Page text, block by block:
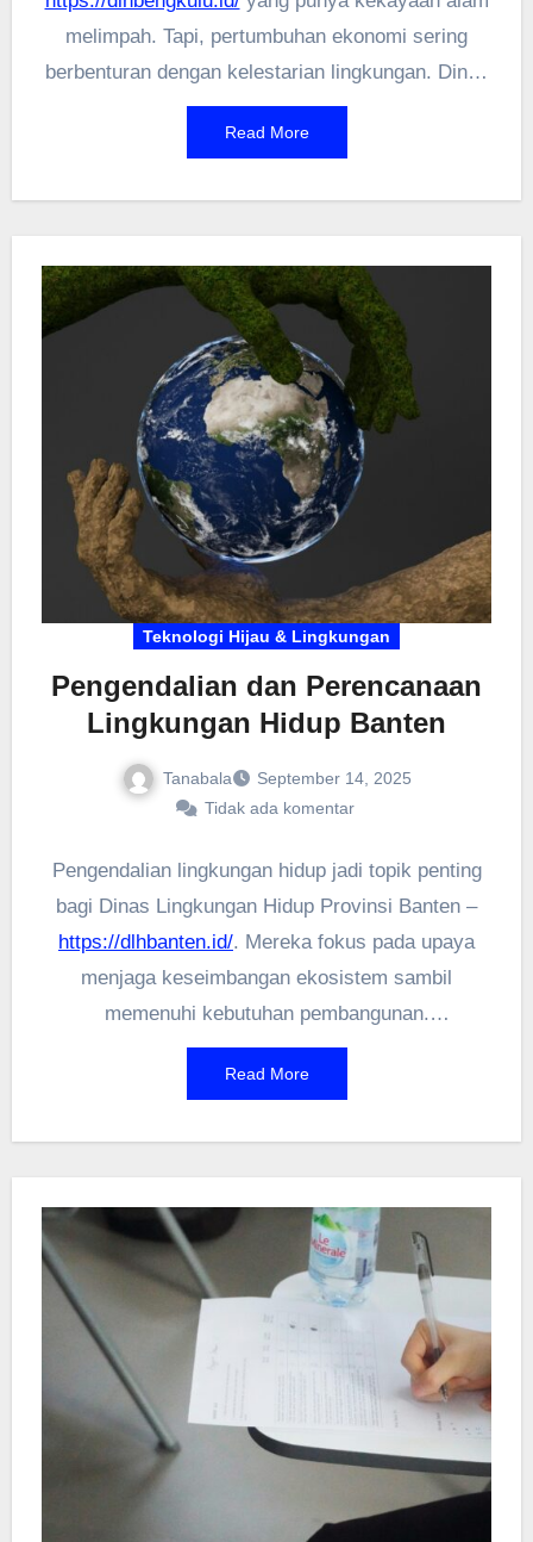
melimpah. Tapi, pertumbuhan ekonomi sering
berbenturan dengan kelestarian lingkungan. Dinas
Lingkungan Hidup setempat berupaya
menyeimbangkan keduanya lewat berbagai
sekaligus mendorong pembangunan yang ramah
ekosistem. Kita juga bakal lihat peran teknologi
dan partisipasi warga dalam mewujudkan visi hijau
Bengkulu. Simak selengkapnya!
Read More
Teknologi Hijau & Lingkungan
Pengendalian dan Perencanaan
Lingkungan Hidup Banten
Tanabala
September 14, 2025
Tidak ada komentar
Pengendalian lingkungan hidup jadi topik penting
bagi Dinas Lingkungan Hidup Provinsi Banten –
https://dlhbanten.id/. Mereka fokus pada upaya
menjaga keseimbangan ekosistem sambil
memenuhi kebutuhan pembangunan.
Tantangannya besar—mulai dari polusi hingga alih
fungsi lahan—tapi solusinya bisa dimulai dari
sehat dan berkelanjutan. Program seperti
penghijauan, pengelolaan sampah, dan
pengawasan industri jadi langkah konkret. Tak
hanya pemerintah, masyarakat juga diajak terlibat
aktif dalam pengendalian lingkungan hidup sehari-
hari. Kolaborasi ini kunci utama agar kebijakan
tidak sekadar wacana.
Read More